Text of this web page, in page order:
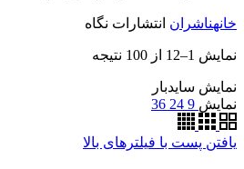
خانهناشران انتشارات نگاه
نمایش 1–12 از 100 نتیجه
نمایش سایدبار
نمایش 9
24
36
یافتن پست با فیلترهای بالا